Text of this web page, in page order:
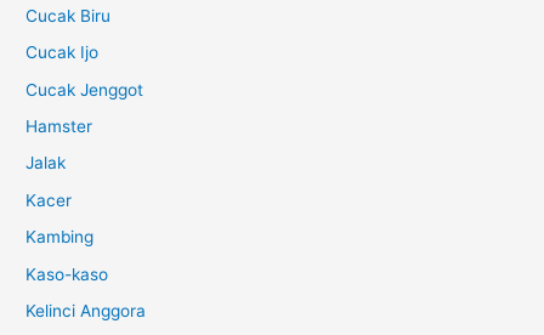
Cucak Biru
Cucak Ijo
Cucak Jenggot
Hamster
Jalak
Kacer
Kambing
Kaso-kaso
Kelinci Anggora